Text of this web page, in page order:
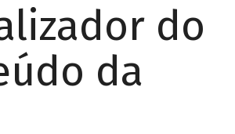
do
da